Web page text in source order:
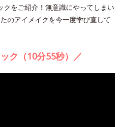
クをご紹介！無意識にやってしまい
のアイメイクを今一度学び直して
ク（10分55秒）／